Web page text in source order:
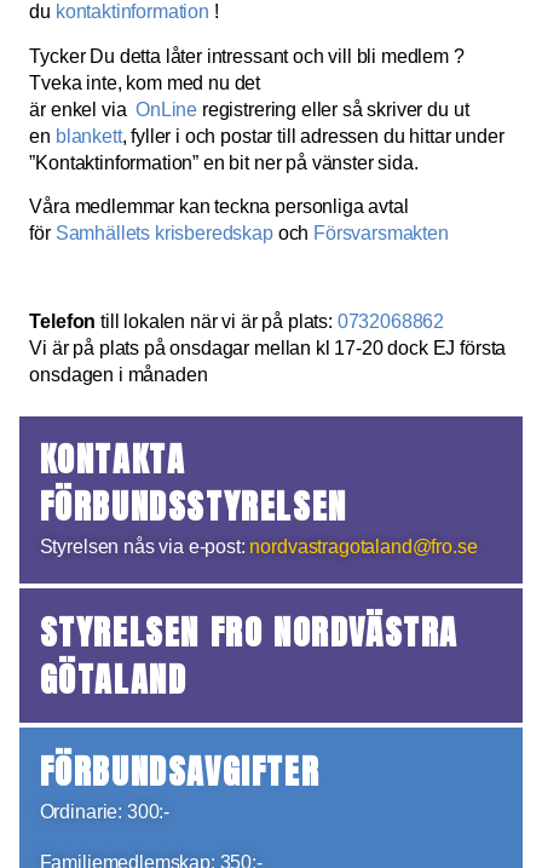
du kontaktinformation !
Tycker Du detta låter intressant och vill bli medlem ?
Tveka inte, kom med nu det
är enkel viaOnLine registrering eller så skriver du ut
en blankett, fyller i och postar till adressen du hittar under
”Kontaktinformation” en bit ner på vänster sida.
Våra medlemmar kan teckna personliga avtal
för Samhällets krisberedskapoch Försvarsmakten
Telefon till lokalen när vi är på plats: 0732068862
Vi är på plats på onsdagar mellan kl 17-20 dock EJ första
onsdagen i månaden
KONTAKTA
FÖRBUNDSSTYRELSEN
Styrelsen nås via e-post: nordvastragotaland@fro.se
STYRELSEN FRO NORDVÄSTRA
GÖTALAND
FÖRBUNDSAVGIFTER
Ordinarie: 300:-
Familjemedlemskap: 350:-